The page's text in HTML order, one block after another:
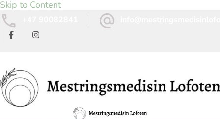
Skip to Content